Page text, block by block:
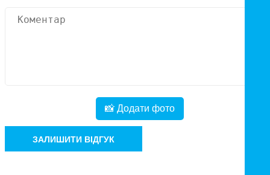
📸 Додати фото
ЗАЛИШИТИ ВІДГУК